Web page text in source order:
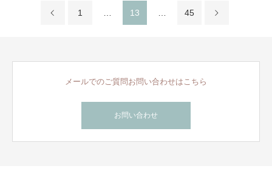
1 13 45
メールでのご質問お問い合わせはこちら
お問い合わせ